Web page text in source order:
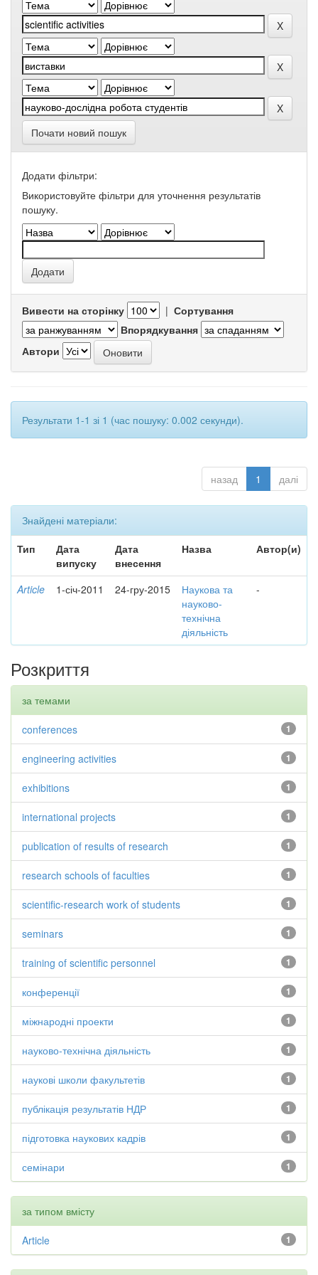
Почати новий пошук
Додати фільтри:
Використовуйте фільтри для уточнення результатів
пошуку.
Вивести на сторінку | Сортування
Впорядкування
Автори
Результати 1-1 зі 1 (час пошуку: 0.002 секунди).
назад 1 далі
Знайдені матеріали:
Тип
Дата
випуску
Дата
внесення
Назва Автор(и)
Article 1-січ-2011 24-гру-2015
Наукова та
науково-
технічна
діяльність
-
Розкриття
за темами
1
conferences
1
engineering activities
1
exhibitions
1
international projects
1
publication of results of research
1
research schools of faculties
1
scientific-research work of students
1
seminars
1
training of scientific personnel
1
конференції
1
міжнародні проекти
1
науково-технічна діяльність
1
наукові школи факультетів
1
публікація результатів НДР
1
підготовка наукових кадрів
1
семінари
за типом вмісту
1
Article